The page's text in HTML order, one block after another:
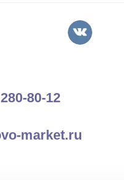
80-12
market.ru